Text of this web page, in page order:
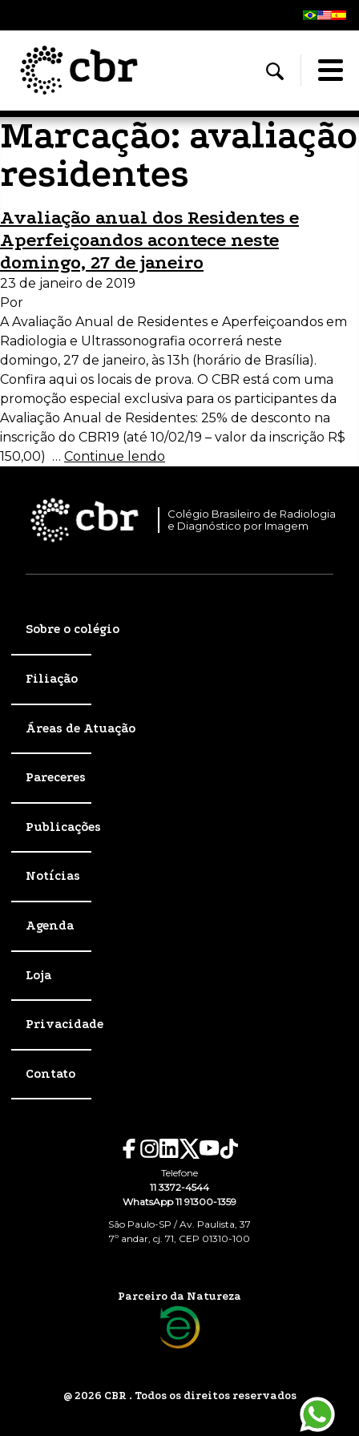
Marcação:avaliação
residentes
Avaliação anual dos Residentes e
Aperfeiçoandos acontece neste
domingo, 27 de janeiro
23 de janeiro de 2019
Por
A Avaliação Anual de Residentes e Aperfeiçoandos em
Radiologia e Ultrassonografia ocorrerá neste
domingo, 27 de janeiro, às 13h (horário de Brasília).
Confira aqui os locais de prova. O CBR está com uma
promoção especial exclusiva para os participantes da
Avaliação Anual de Residentes: 25% de desconto na
inscrição do CBR19 (até 10/02/19 – valor da inscrição R$
150,00) … Continue lendo
Colégio Brasileiro de Radiologia
e Diagnóstico por Imagem
Sobre o colégio
Filiação
Áreas de Atuação
Pareceres
Publicações
Notícias
Agenda
Loja
Privacidade
Contato
Telefone
11 3372-4544
WhatsApp 11 91300-1359
São Paulo-SP / Av. Paulista, 37
7º andar, cj. 71, CEP 01310-100
Parceiro da Natureza
@ 2026 CBR . Todos os direitos reservados